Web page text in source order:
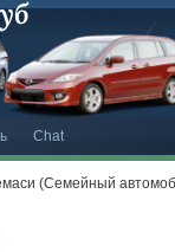
Chat
(Семейный